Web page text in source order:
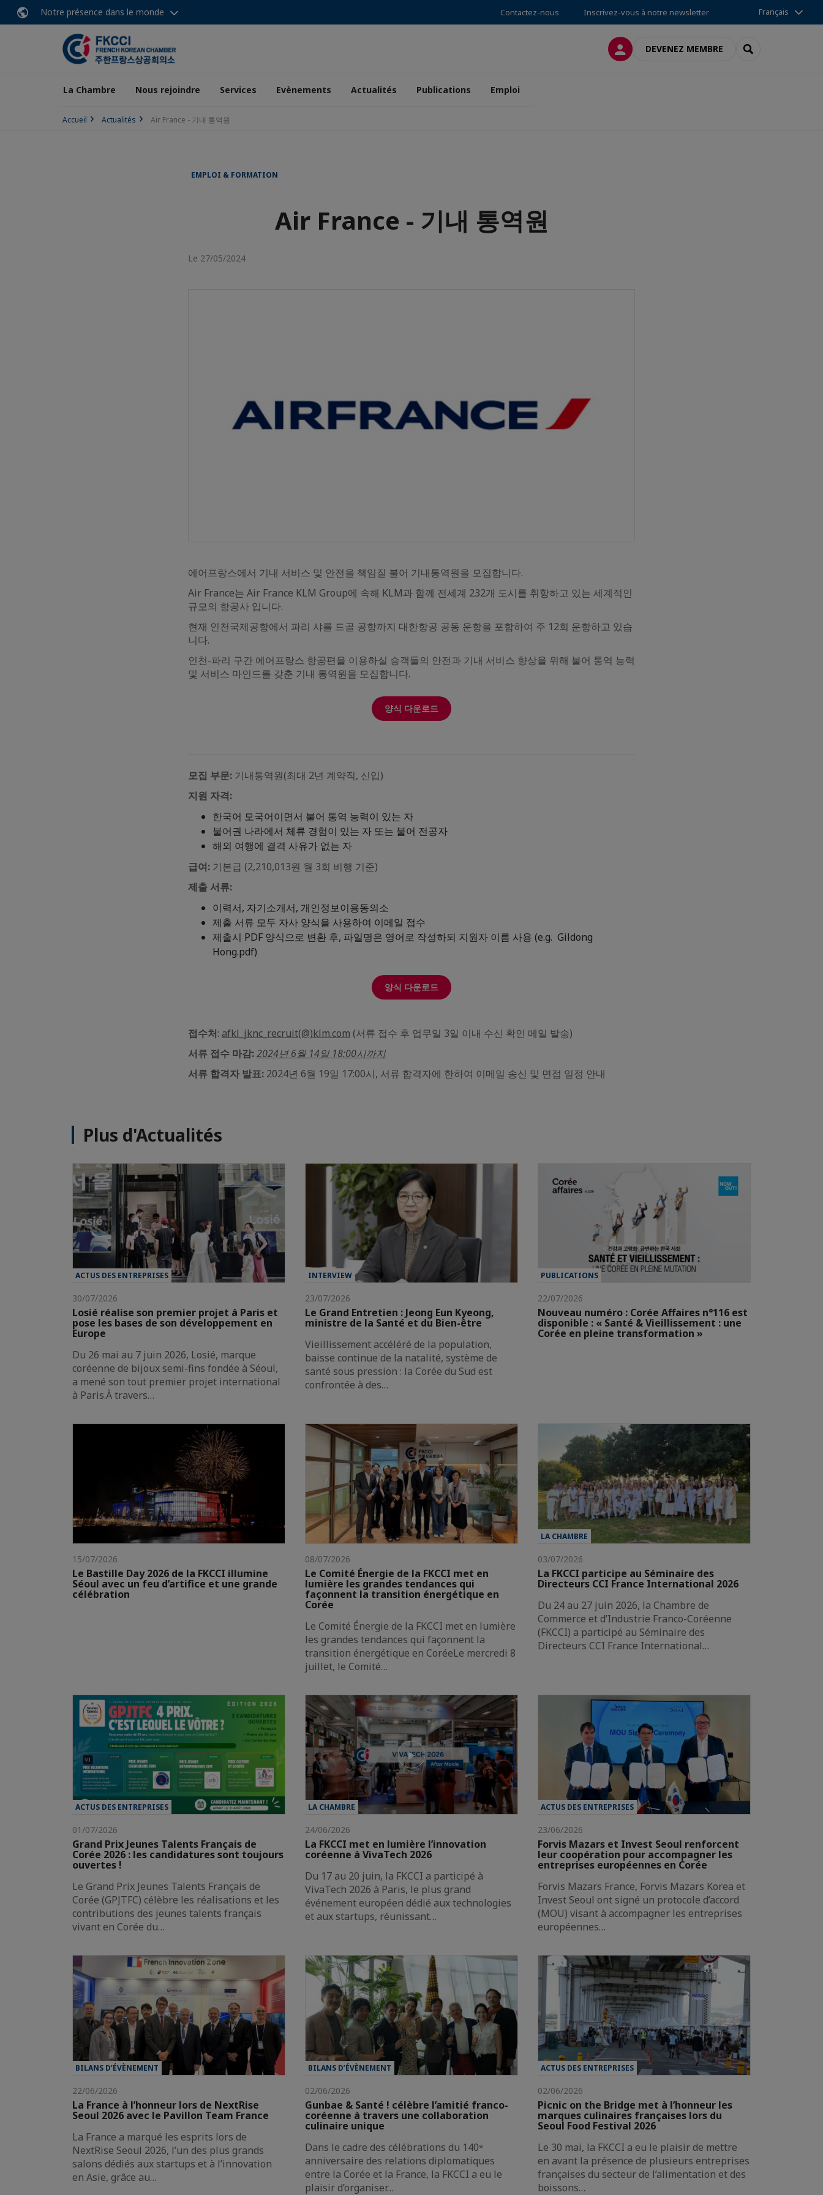
Notre présence dans le monde Contactez-nous Inscrivez-vous à notre newsletter Français
CONNEXIONDEVENEZ MEMBRE RECHERCHER
La Chambre Nous rejoindre Services Evènements Actualités Publications Emploi
Accueil Actualités Air France - 기내 통역원
EMPLOI & FORMATION
Air France - 기내 통역원
Le 27/05/2024
에어프랑스에서 기내 서비스 및 안전을 책임질 불어 기내통역원을 모집합니다.
Air France는 Air France KLM Group에 속해 KLM과 함께 전세계 232개 도시를 취항하고 있는 세계적인
규모의 항공사 입니다.
현재 인천국제공항에서 파리 샤를 드골 공항까지 대한항공 공동 운항을 포함하여 주 12회 운항하고 있습
니다.
인천-파리 구간 에어프랑스 항공편을 이용하실 승객들의 안전과 기내 서비스 향상을 위해 불어 통역 능력
및 서비스 마인드를 갖춘 기내 통역원을 모집합니다.
양식 다운로드
모집 부문: 기내통역원(최대 2년 계약직, 신입)
지원 자격:
한국어 모국어이면서 불어 통역 능력이 있는 자
불어권 나라에서 체류 경험이 있는 자 또는 불어 전공자
해외 여행에 결격 사유가 없는 자
급여: 기본급 (2,210,013원 월 3회 비행 기준)
제출 서류:
이력서, 자기소개서, 개인정보이용동의소
제출 서류 모두 자사 양식을 사용하여 이메일 접수
제출시 PDF 양식으로 변환 후, 파일명은 영어로 작성하되 지원자 이름 사용 (e.g. Gildong
Hong.pdf)
양식 다운로드
접수처: afkl_jknc_recruit(@)klm.com (서류 접수 후 업무일 3일 이내 수신 확인 메일 발송)
서류 접수 마감:2024년 6월 14일 18:00시까지
서류 합격자 발표: 2024년 6월 19일 17:00시, 서류 합격자에 한하여 이메일 송신 및 면접 일정 안내
Plus d'Actualités
ACTUS DES ENTREPRISES
30/07/2026
Losié réalise son premier projet à Paris et
pose les bases de son développement en
Europe
Du 26 mai au 7 juin 2026, Losié, marque
coréenne de bijoux semi-fins fondée à Séoul,
a mené son tout premier projet international
à Paris.À travers…
INTERVIEW
23/07/2026
Le Grand Entretien : Jeong Eun Kyeong,
ministre de la Santé et du Bien-être
Vieillissement accéléré de la population,
baisse continue de la natalité, système de
santé sous pression : la Corée du Sud est
confrontée à des…
PUBLICATIONS
22/07/2026
Nouveau numéro : Corée Affaires n°116 est
disponible : « Santé & Vieillissement : une
Corée en pleine transformation »
15/07/2026
Le Bastille Day 2026 de la FKCCI illumine
Séoul avec un feu d’artifice et une grande
célébration
08/07/2026
Le Comité Énergie de la FKCCI met en
lumière les grandes tendances qui
façonnent la transition énergétique en
Corée
Le Comité Énergie de la FKCCI met en lumière
les grandes tendances qui façonnent la
transition énergétique en CoréeLe mercredi 8
juillet, le Comité…
LA CHAMBRE
03/07/2026
La FKCCI participe au Séminaire des
Directeurs CCI France International 2026
Du 24 au 27 juin 2026, la Chambre de
Commerce et d’Industrie Franco-Coréenne
(FKCCI) a participé au Séminaire des
Directeurs CCI France International…
ACTUS DES ENTREPRISES
01/07/2026
Grand Prix Jeunes Talents Français de
Corée 2026 : les candidatures sont toujours
ouvertes !
Le Grand Prix Jeunes Talents Français de
Corée (GPJTFC) célèbre les réalisations et les
contributions des jeunes talents français
vivant en Corée du…
LA CHAMBRE
24/06/2026
La FKCCI met en lumière l’innovation
coréenne à VivaTech 2026
Du 17 au 20 juin, la FKCCI a participé à
VivaTech 2026 à Paris, le plus grand
événement européen dédié aux technologies
et aux startups, réunissant…
ACTUS DES ENTREPRISES
23/06/2026
Forvis Mazars et Invest Seoul renforcent
leur coopération pour accompagner les
entreprises européennes en Corée
Forvis Mazars France, Forvis Mazars Korea et
Invest Seoul ont signé un protocole d’accord
(MOU) visant à accompagner les entreprises
européennes…
BILANS D’ÉVÈNEMENT
22/06/2026
La France à l’honneur lors de NextRise
Seoul 2026 avec le Pavillon Team France
La France a marqué les esprits lors de
NextRise Seoul 2026, l’un des plus grands
salons dédiés aux startups et à l’innovation
en Asie, grâce au…
BILANS D’ÉVÈNEMENT
02/06/2026
Gunbae & Santé ! célèbre l’amitié franco-
coréenne à travers une collaboration
culinaire unique
Dans le cadre des célébrations du 140ᵉ
anniversaire des relations diplomatiques
entre la Corée et la France, la FKCCI a eu le
plaisir d’organiser…
ACTUS DES ENTREPRISES
02/06/2026
Picnic on the Bridge met à l’honneur les
marques culinaires françaises lors du
Seoul Food Festival 2026
Le 30 mai, la FKCCI a eu le plaisir de mettre
en avant la présence de plusieurs entreprises
françaises du secteur de l’alimentation et des
boissons…